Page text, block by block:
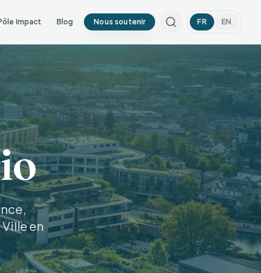
Impact Blog Nous soutenir FR EN
en